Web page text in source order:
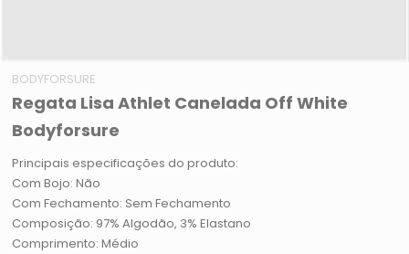
BODYFORSURE
Regata Lisa Athlet Canelada Off White
Bodyforsure
Principais especificações do produto:
Com Bojo: Não
Com Fechamento: Sem Fechamento
Composição: 97% Algodão, 3% Elastano
Comprimento: Médio